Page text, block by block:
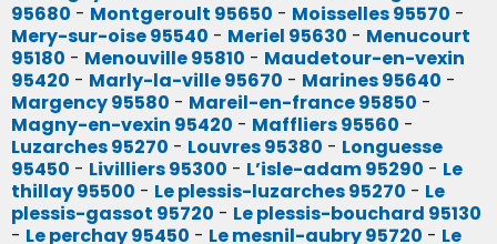
95680 - Montgeroult 95650 - Moisselles 95570 -
Mery-sur-oise 95540 - Meriel 95630 - Menucourt
95180 - Menouville 95810 - Maudetour-en-vexin
95420 - Marly-la-ville 95670 - Marines 95640 -
Margency 95580 - Mareil-en-france 95850 -
Magny-en-vexin 95420 - Maffliers 95560 -
Luzarches 95270 - Louvres 95380 - Longuesse
95450 - Livilliers 95300 - L’isle-adam 95290 - Le
thillay 95500 - Le plessis-luzarches 95270 - Le
plessis-gassot 95720 - Le plessis-bouchard 95130
- Le perchay 95450 - Le mesnil-aubry 95720 - Le